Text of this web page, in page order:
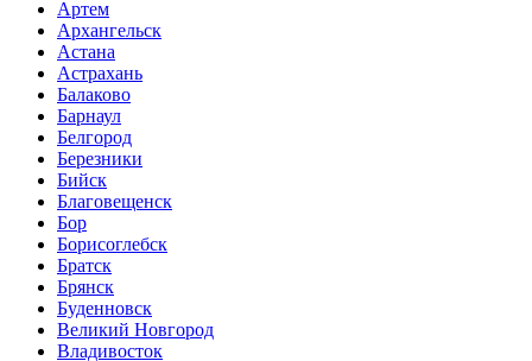
Артем
Архангельск
Астана
Астрахань
Балаково
Барнаул
Белгород
Березники
Бийск
Благовещенск
Бор
Борисоглебск
Братск
Брянск
Буденновск
Великий Новгород
Владивосток